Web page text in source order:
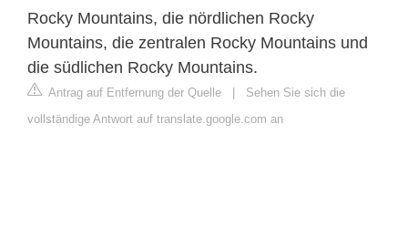
Rocky Mountains, die nördlichen Rocky
Mountains, die zentralen Rocky Mountains und
die südlichen Rocky Mountains.
Antrag auf Entfernung der Quelle
Sehen Sie sich die
vollständige Antwort auf translate.google.com an